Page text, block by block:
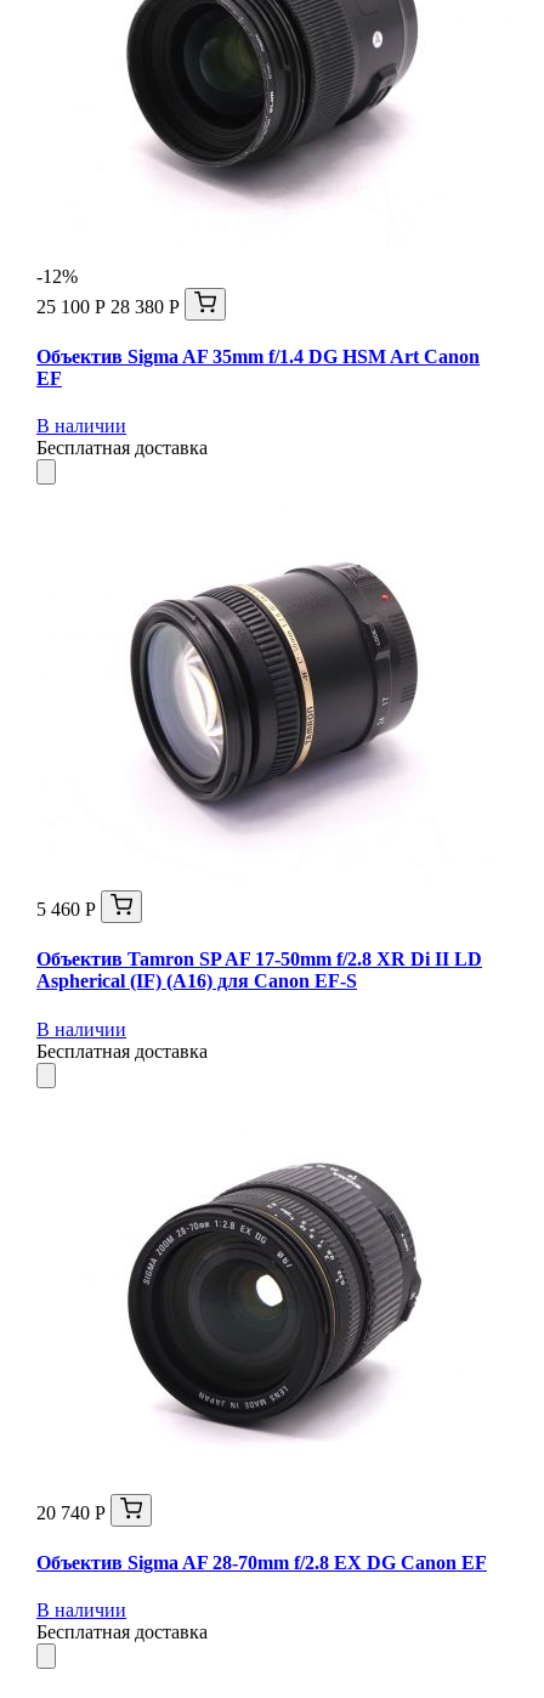
-12%
25 100 Р 28 380 Р
Объектив Sigma AF 35mm f/1.4 DG HSM Art Canon
EF
В наличии
Бесплатная доставка
5 460 Р
Объектив Tamron SP AF 17-50mm f/2.8 XR Di II LD
Aspherical (IF) (A16) для Canon EF-S
В наличии
Бесплатная доставка
20 740 Р
Объектив Sigma AF 28-70mm f/2.8 EX DG Canon EF
В наличии
Бесплатная доставка